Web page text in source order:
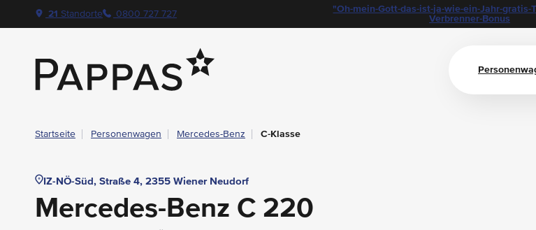
Navigation überspringen
Zum Hauptcontent
Zur Hauptnavigation springen
layout.table-of-content
Technische Daten
Fahrzeugausstattung
Standort & Ansprechpartner
Das könnte Sie auch interessieren
Angebote & Aktionen bei Pappas
21 Standorte 0800 727 727
"Oh-mein-Gott-das-ist-ja-wie-ein-Jahr-gratis-
Verbrenner-Bonus
Startseite Personenwagen Mercedes-Benz C-Klasse
IZ-NÖ-Süd, Straße 4, 2355 Wiener Neudorf
Mercedes-Benz C 220